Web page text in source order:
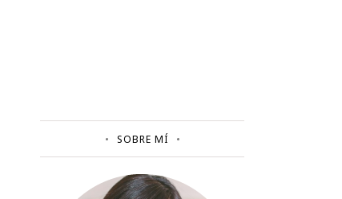
SOBRE MÍ